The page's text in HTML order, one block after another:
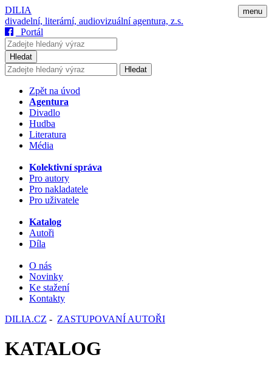
menu
DILIA
divadelní, literární, audiovizuální agentura, z.s.
Portál
Hledat
Hledat
Zpět na úvod
Agentura
Divadlo
Hudba
Literatura
Média
Kolektivní správa
Pro autory
Pro nakladatele
Pro uživatele
Katalog
Autoři
Díla
O nás
Novinky
Ke stažení
Kontakty
DILIA.CZ - ZASTUPOVANÍ AUTOŘI
KATALOG